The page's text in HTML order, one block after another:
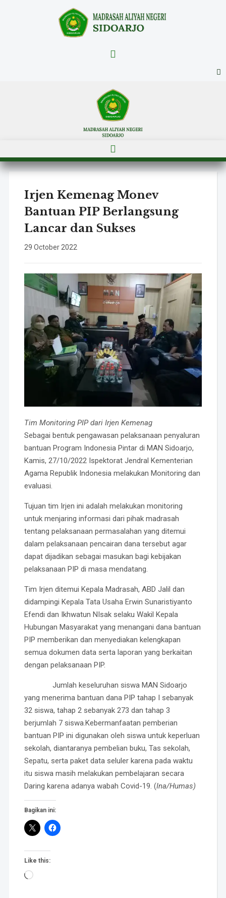
Menu
Menu
Irjen Kemenag Monev
Bantuan PIP Berlangsung
Lancar dan Sukses
29 October 2022
Tim Monitoring PIP dari Irjen Kemenag
Sebagai bentuk pengawasan pelaksanaan penyaluran
bantuan Program Indonesia Pintar di MAN Sidoarjo,
Kamis, 27/10/2022 Ispektorat Jendral Kementerian
Agama Republik Indonesia melakukan Monitoring dan
evaluasi.
Tujuan tim Irjen ini adalah melakukan monitoring
untuk menjaring informasi dari pihak madrasah
tentang pelaksanaan permasalahan yang ditemui
dalam pelaksanaan pencairan dana tersebut agar
dapat dijadikan sebagai masukan bagi kebijakan
pelaksanaan PIP di masa mendatang.
Tim Irjen ditemui Kepala Madrasah, ABD Jalil dan
didampingi Kepala Tata Usaha Erwin Sunaristiyanto
Efendi dan Ikhwatun NIsak selaku Wakil Kepala
Hubungan Masyarakat yang menangani dana bantuan
PIP memberikan dan menyediakan kelengkapan
semua dokumen data serta laporan yang berkaitan
dengan pelaksanaan PIP.
Jumlah keseluruhan siswa MAN Sidoarjo
yang menerima bantuan dana PIP tahap I sebanyak
32 siswa, tahap 2 sebanyak 273 dan tahap 3
berjumlah 7 siswa.Kebermanfaatan pemberian
bantuan PIP ini digunakan oleh siswa untuk keperluan
sekolah, diantaranya pembelian buku, Tas sekolah,
Sepatu, serta paket data seluler karena pada waktu
itu siswa masih melakukan pembelajaran secara
Daring karena adanya wabah Covid-19. (Ina/Humas)
Bagikan ini:
Like this:
Loading…